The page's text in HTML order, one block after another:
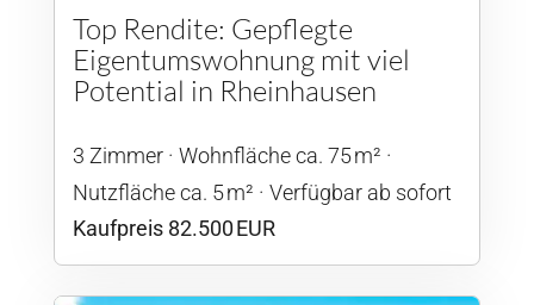
Top Rendite: Gepflegte
Eigentumswohnung mit viel
Potential in Rheinhausen
3 Zimmer
Wohnfläche ca. 75 m²
Nutzfläche ca. 5 m²
Verfügbar ab sofort
Kaufpreis 82.500 EUR